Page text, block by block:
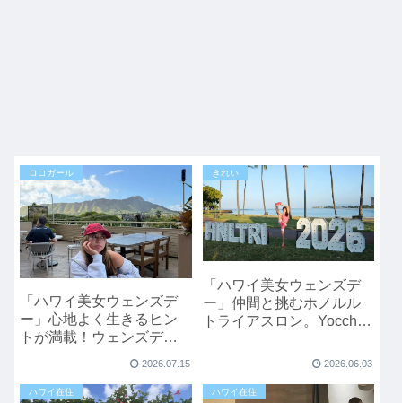
ロコガール
「ハワイ美女ウェンズデ
ー」心地よく生きるヒン
トが満載！ウェンズデー
スパ経営Canoさんの「リ
イの過ごし方
2026.07.15
きれい
「ハワイ美女ウェンズデ
ー」仲間と挑むホノルル
トライアスロン。Yocchi
2026.06.03
ハワイ在住 ハワイ在住